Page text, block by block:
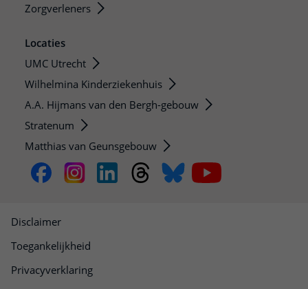
Zorgverleners
Locaties
UMC Utrecht
Wilhelmina Kinderziekenhuis
A.A. Hijmans van den Bergh-gebouw
Stratenum
Matthias van Geunsgebouw
Disclaimer
Toegankelijkheid
Privacyverklaring